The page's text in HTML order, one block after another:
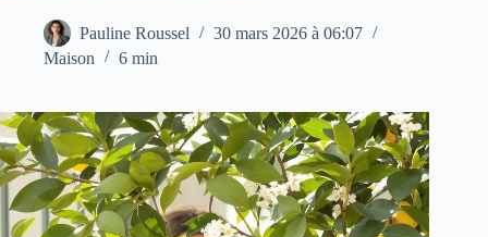
Pauline Roussel
30 mars 2026 à 06:07
Maison
6 min